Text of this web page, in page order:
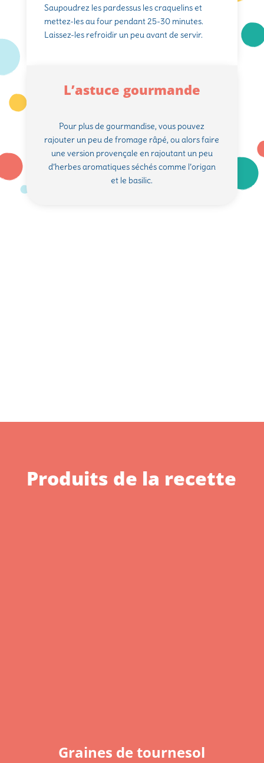
Saupoudrez les pardessus les craquelins et
mettez-les au four pendant 25-30 minutes.
Laissez-les refroidir un peu avant de servir.
L’astuce gourmande
Pour plus de gourmandise, vous pouvez
rajouter un peu de fromage râpé, ou alors faire
une version provençale en rajoutant un peu
d’herbes aromatiques séchés comme l’origan
et le basilic.
Produits de la recette
Graines de tournesol